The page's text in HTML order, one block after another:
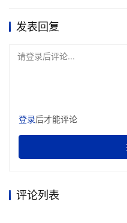
发表回复
请登录后评论...
登录后才能评论
评论列表